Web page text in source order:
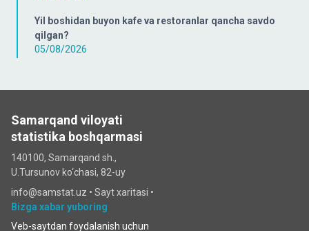
Yil boshidan buyon kafe va restoranlar qancha savdo
qilgan?
05/08/2026
Samarqand viloyati
statistika boshqarmasi
140100, Samarqand sh.,
U.Tursunov ko‘chаsi, 82-uy
info@samstat.uz • Sayt xaritasi •
Bizga xabar yuboring
Veb-saytdan foydalanish uchun